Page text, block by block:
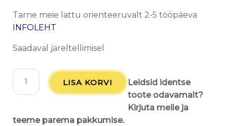
Tarne meie lattu orienteeruvalt 2-5 tööpäeva
INFOLEHT
Saadaval järeltellimisel
LISA KORVI
Leidsid identse
toote odavamalt?
Kirjuta meile ja
teeme parema pakkumise.